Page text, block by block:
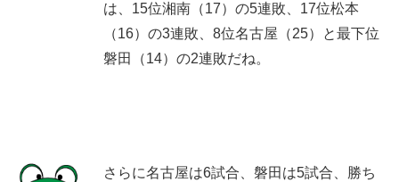
は、15位湘南（17）の5連敗、17位松本
（16）の3連敗、8位名古屋（25）と最下位
磐田（14）の2連敗だね。
さらに名古屋は6試合、磐田は5試合、勝ち